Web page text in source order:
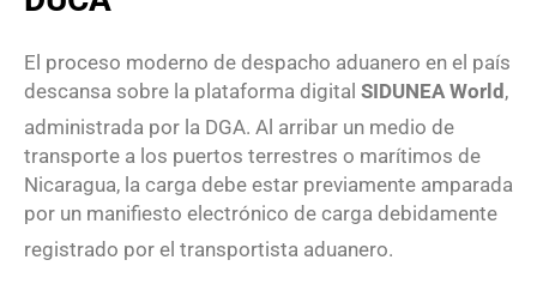
El proceso moderno de despacho aduanero en el país
descansa sobre la plataforma digital SIDUNEA World ,
administrada por la DGA. Al arribar un medio de
transporte a los puertos terrestres o marítimos de
Nicaragua, la carga debe estar previamente amparada
por un manifiesto electrónico de carga debidamente
registrado por el transportista aduanero.